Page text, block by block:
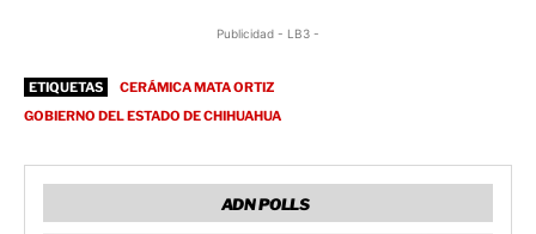
Publicidad - LB3 -
ETIQUETAS
CERÁMICA MATA ORTIZ
GOBIERNO DEL ESTADO DE CHIHUAHUA
ADN POLLS